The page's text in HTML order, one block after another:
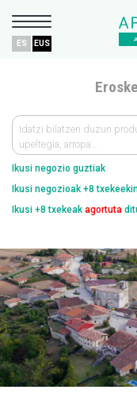
ES EUS
Idatzi bilatzen duzun
upeltegia, arropa…
Ikusi negozio guztiak
Ikusi negozioak +8
Ikusi +8 txekeak agortuta